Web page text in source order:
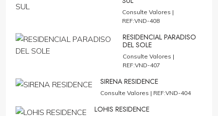
Consulte Valores |
REF:VND-408
RESIDENCIAL PARADISO
DEL SOLE
Consulte Valores |
REF:VND-407
SIRENA RESIDENCE
Consulte Valores | REF:VND-404
LOHIS RESIDENCE